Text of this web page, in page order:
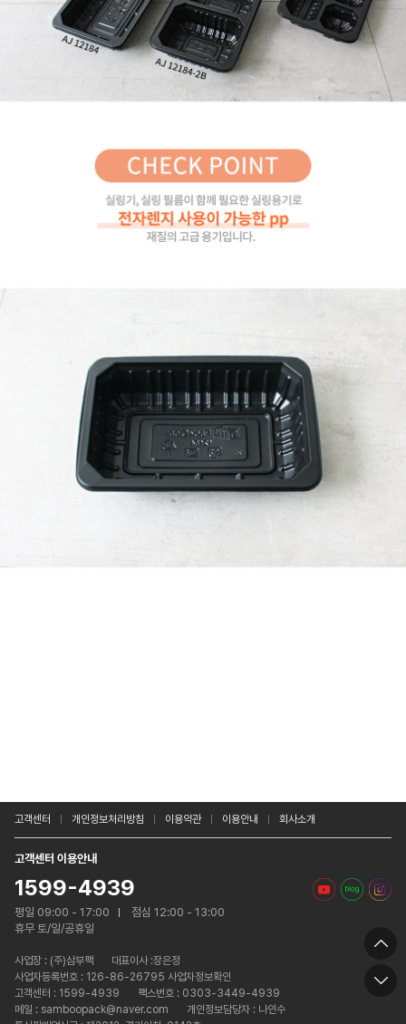
고객센터 개인정보처리방침 이용약관 이용안내 회사소개
고객센터 이용안내
1599-4939
평일 09:00 - 17:00
점심 12:00 - 13:00
휴무 토/일/공휴일
사업장 : (주)삼부팩
대표이사 :장은정
사업자등록번호 : 126-86-26795 사업자정보확인
고객센터 : 1599-4939
팩스번호 : 0303-3449-4939
메일 : samboopack@naver.com
개인정보담당자 : 나인수